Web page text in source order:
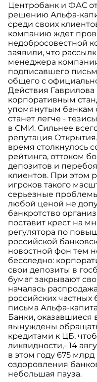
Центробанк и ФАС
решению Альфа-
среди своих
компанию ждет
недобросовестной
заявили, что
менеджера
подписавшего
общего с
Действия Гаврилова
корпоративным
упомянутым банкам
станет легче -
в СМИ. Сильнее
репутация
время столкнулось
рейтинга, оттоком
депозитов и
клиентов. При этом
игроков такого
серьезные
любой ценой не
банкротство
поставит крест на
регулятора по
российской
новостной фон тем
бесследно:
свои депозиты в
бумаг закрывают
началась
российских частных
письма Альфа-
Банки,
вынуждены
кредитами к ЦБ,
ликвидности,- 14
в этом году 675
оздоровления
небольшая пауза.